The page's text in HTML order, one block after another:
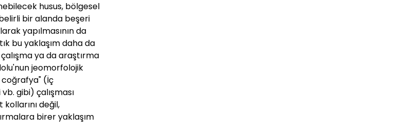
husus, bölgesel
bir alanda beşeri
yapılmasının da
bu yaklaşım daha da
ya da araştırma
jeomorfolojik
coğrafya" (İç
gibi) çalışması
kollarını değil,
birer yaklaşım